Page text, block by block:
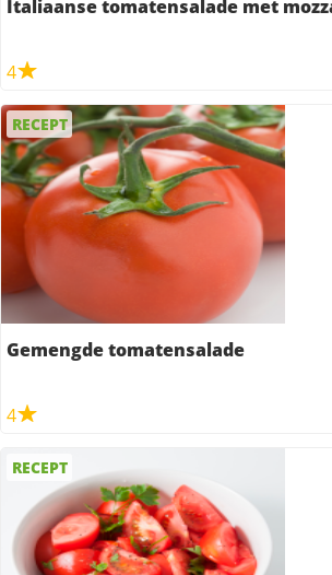
Italiaanse tomatensalade met
4
RECEPT
Gemengde tomatensalade
4
RECEPT